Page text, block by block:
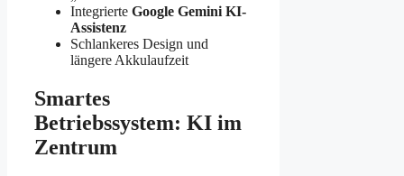
Integrierte Google Gemini KI-
Assistenz
Schlankeres Design und
längere Akkulaufzeit
Smartes
Betriebssystem: KI im
Zentrum